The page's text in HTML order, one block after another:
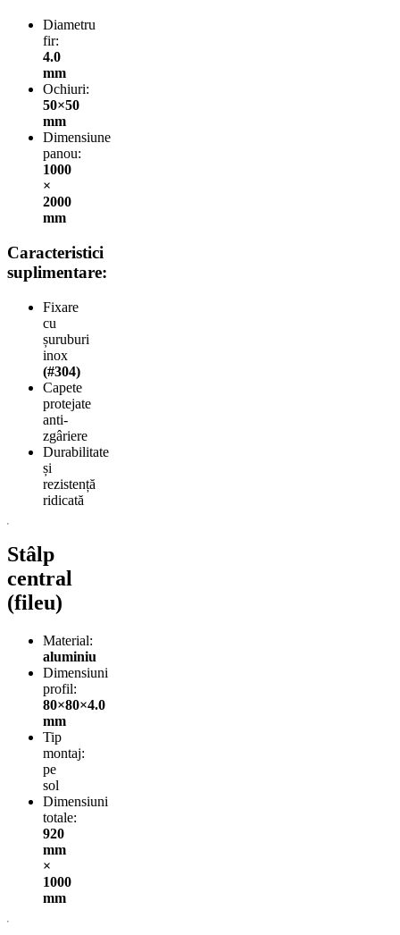
Diametru
fir:
4.0
mm
Ochiuri:
50×50
mm
Dimensiune
panou:
1000
×
2000
mm
Caracteristici
suplimentare:
Fixare
cu
șuruburi
inox
(#304)
Capete
protejate
anti-
zgâriere
Durabilitate
și
rezistență
ridicată
Stâlp
central
(fileu)
Material:
aluminiu
Dimensiuni
profil:
80×80×4.0
mm
Tip
montaj:
pe
sol
Dimensiuni
totale:
920
mm
×
1000
mm